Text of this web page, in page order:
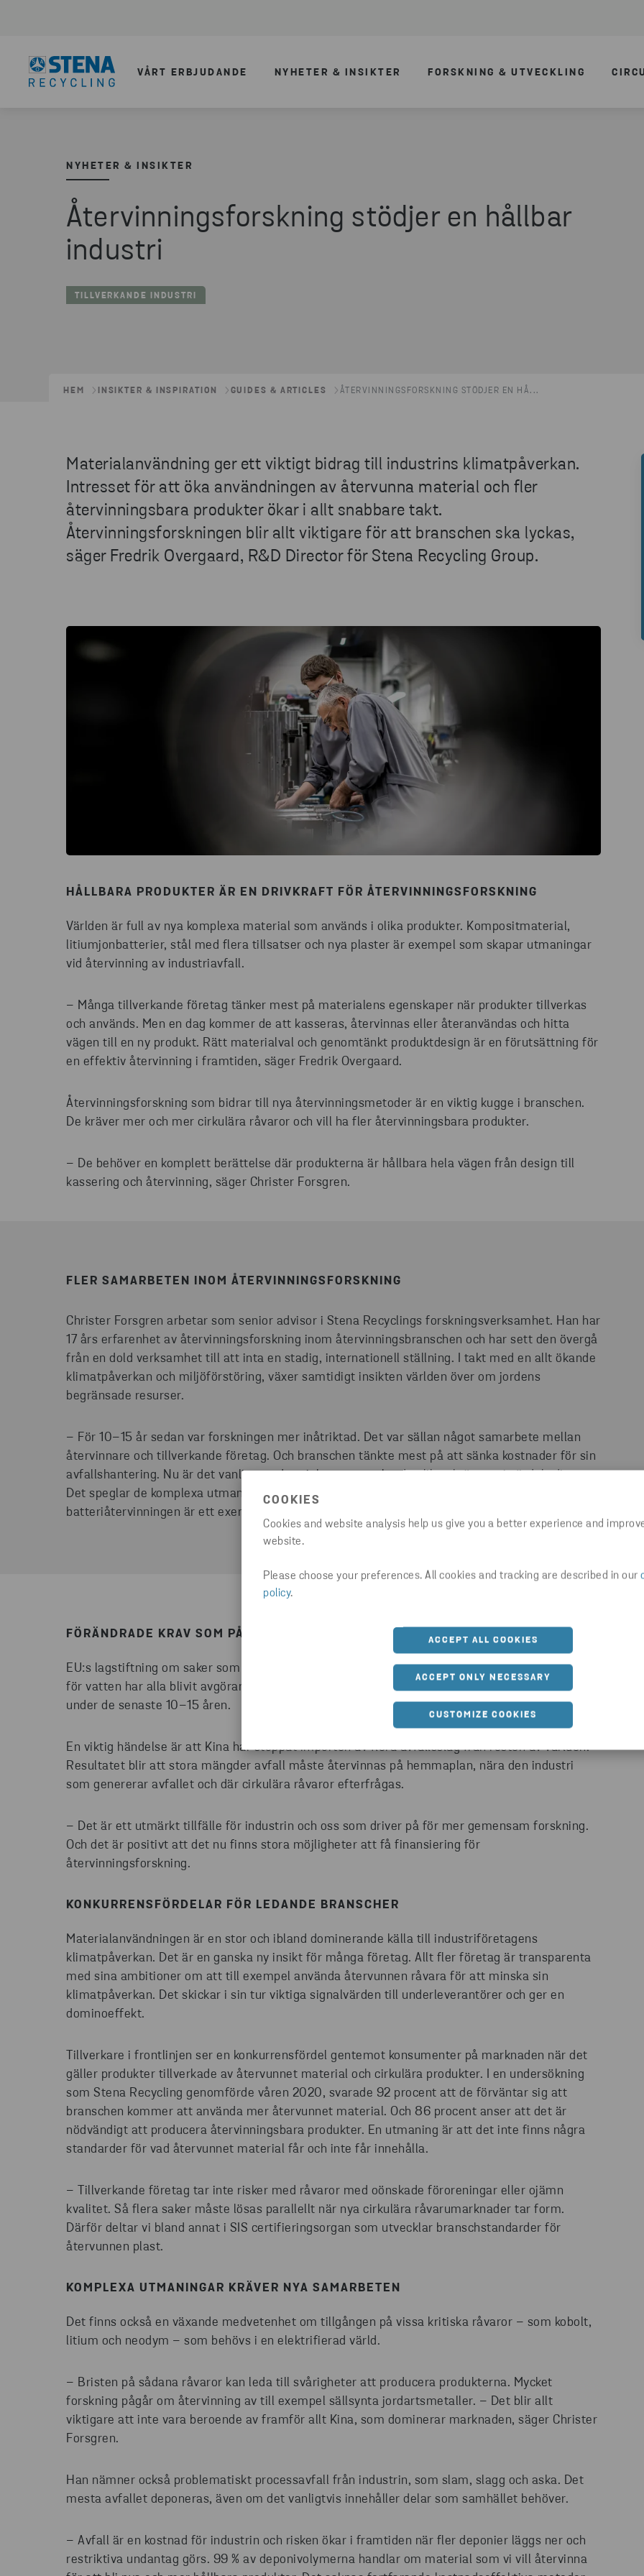
COOKIES
Cookies and website analysis help us give you a better experience and
website.
Please choose your preferences. All cookies and tracking are described in our
policy.
ACCEPT ALL COOKIES
ACCEPT ONLY NECESSARY
CUSTOMIZE COOKIES
VÅRT ERBJUDANDE NYHETER & INSIKTER FORSKNING & UTVECKLING
NYHETER & INSIKTER
Återvinningsforskning stödjer en hållbar
industri
TILLVERKANDE INDUSTRI
HEM INSIKTER & INSPIRATION GUIDES & ARTICLES ÅTERVINNINGSFORSKNING STÖDJER EN HÅ...
Materialanvändning ger ett viktigt bidrag till industrins klimatpåverkan.
Intresset för att öka användningen av återvunna material och fler
återvinningsbara produkter ökar i allt snabbare takt.
Återvinningsforskningen blir allt viktigare för att branschen ska lyckas,
säger Fredrik Overgaard, R&D Director för Stena Recycling Group.
HÅLLBARA PRODUKTER ÄR EN DRIVKRAFT FÖR ÅTERVINNINGSFORSKNING
Världen är full av nya komplexa material som används i olika produkter. Kompositmaterial,
litiumjonbatterier, stål med flera tillsatser och nya plaster är exempel som skapar utmaningar
vid återvinning av industriavfall.
– Många tillverkande företag tänker mest på materialens egenskaper när produkter tillverkas
och används. Men en dag kommer de att kasseras, återvinnas eller återanvändas och hitta
vägen till en ny produkt. Rätt materialval och genomtänkt produktdesign är en förutsättning för
en effektiv återvinning i framtiden, säger Fredrik Overgaard.
Återvinningsforskning som bidrar till nya återvinningsmetoder är en viktig kugge i branschen.
De kräver mer och mer cirkulära råvaror och vill ha fler återvinningsbara produkter.
– De behöver en komplett berättelse där produkterna är hållbara hela vägen från design till
kassering och återvinning, säger Christer Forsgren.
FLER SAMARBETEN INOM ÅTERVINNINGSFORSKNING
Christer Forsgren arbetar som senior advisor i Stena Recyclings forskningsverksamhet. Han har
17 års erfarenhet av återvinningsforskning inom återvinningsbranschen och har sett den övergå
från en dold verksamhet till att inta en stadig, internationell ställning. I takt med en allt ökande
klimatpåverkan och miljöförstöring, växer samtidigt insikten världen över om jordens
begränsade resurser.
– För 10–15 år sedan var forskningen mer inåtriktad. Det var sällan något samarbete mellan
återvinnare och tillverkande företag. Och branschen tänkte mest på att sänka kostnader för sin
avfallshantering. Nu är det vanligt med projekt som samlar de olika aktörerna i värdekedjan.
Det speglar de komplexa utmaningar vi måste lösa tillsammans. Den framväxande
batteriåtervinningen är ett exempel på det, säger Christer Forsgren.
FÖRÄNDRADE KRAV SOM PÅVERKAR MARKNADEN
EU:s lagstiftning om saker som deponi, bilåtervinning, elektronikåtervinning och ramdirektivet
för vatten har alla blivit avgörande för både tillverkningsindustrin och återvinningsindustrin
under de senaste 10–15 åren.
En viktig händelse är att Kina har stoppat importen av flera avfallsslag från resten av världen.
Resultatet blir att stora mängder avfall måste återvinnas på hemmaplan, nära den industri
som genererar avfallet och där cirkulära råvaror efterfrågas.
– Det är ett utmärkt tillfälle för industrin och oss som driver på för mer gemensam forskning.
Och det är positivt att det nu finns stora möjligheter att få finansiering för
återvinningsforskning.
KONKURRENSFÖRDELAR FÖR LEDANDE BRANSCHER
Materialanvändningen är en stor och ibland dominerande källa till industriföretagens
klimatpåverkan. Det är en ganska ny insikt för många företag. Allt fler företag är transparenta
med sina ambitioner om att till exempel använda återvunnen råvara för att minska sin
klimatpåverkan. Det skickar i sin tur viktiga signalvärden till underleverantörer och ger en
dominoeffekt.
Tillverkare i frontlinjen ser en konkurrensfördel gentemot konsumenter på marknaden när det
gäller produkter tillverkade av återvunnet material och cirkulära produkter. I en undersökning
som Stena Recycling genomförde våren 2020, svarade 92 procent att de förväntar sig att
branschen kommer att använda mer återvunnet material. Och 86 procent anser att det är
nödvändigt att producera återvinningsbara produkter. En utmaning är att det inte finns några
standarder för vad återvunnet material får och inte får innehålla.
– Tillverkande företag tar inte risker med råvaror med oönskade föroreningar eller ojämn
kvalitet. Så flera saker måste lösas parallellt när nya cirkulära råvarumarknader tar form.
Därför deltar vi bland annat i SIS certifieringsorgan som utvecklar branschstandarder för
återvunnen plast.
KOMPLEXA UTMANINGAR KRÄVER NYA SAMARBETEN
Det finns också en växande medvetenhet om tillgången på vissa kritiska råvaror – som kobolt,
litium och neodym – som behövs i en elektrifierad värld.
– Bristen på sådana råvaror kan leda till svårigheter att producera produkterna. Mycket
forskning pågår om återvinning av till exempel sällsynta jordartsmetaller. – Det blir allt
viktigare att inte vara beroende av framför allt Kina, som dominerar marknaden, säger Christer
Forsgren.
Han nämner också problematiskt processavfall från industrin, som slam, slagg och aska. Det
mesta avfallet deponeras, även om det vanligtvis innehåller delar som samhället behöver.
– Avfall är en kostnad för industrin och risken ökar i framtiden när fler deponier läggs ner och
restriktiva undantag görs. 99 % av deponivolymerna handlar om material som vi vill återvinna